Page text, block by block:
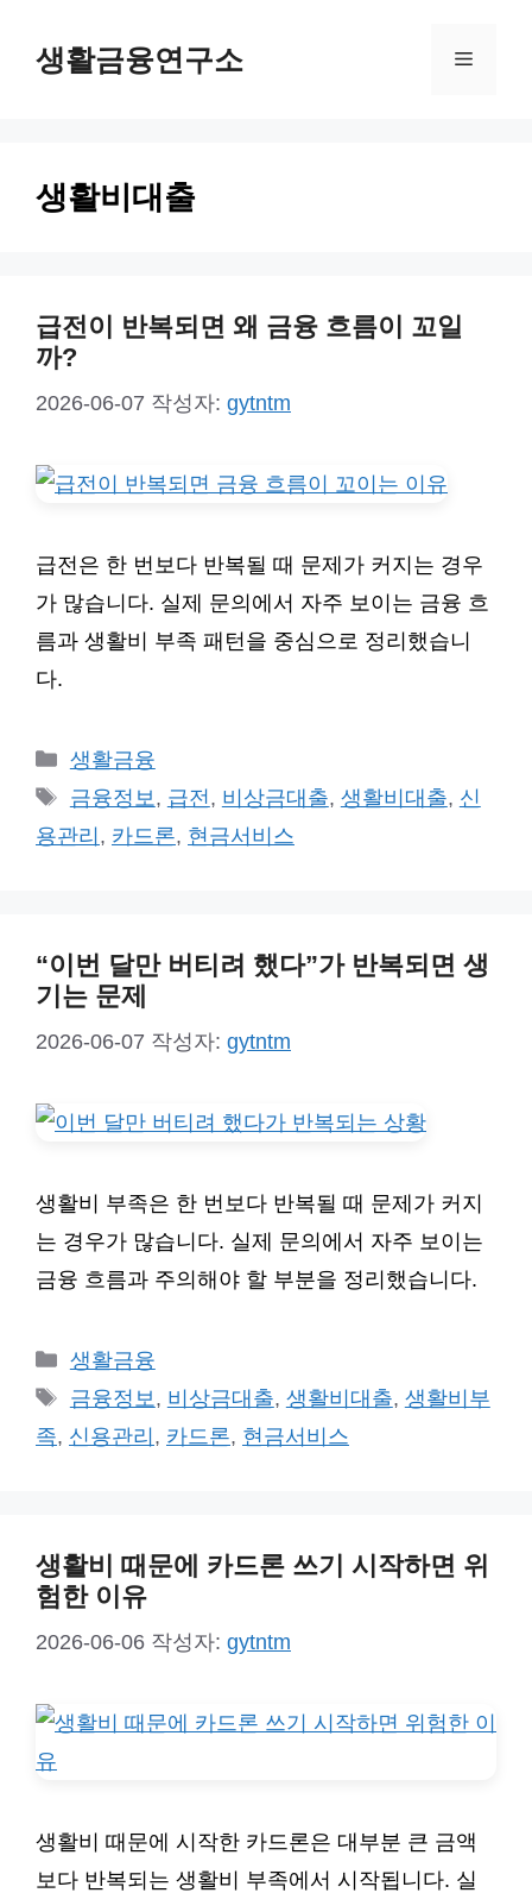
생활금융연구소 메
생활비대출
급전이 반복되면 왜 금융 흐름이 꼬일
까?
2026-06-07 작성자: gytntm
급전은 한 번보다 반복될 때 문제가 커지는 경우
가 많습니다. 실제 문의에서 자주 보이는 금융 흐
름과 생활비 부족 패턴을 중심으로 정리했습니
다.
카
테
리
생활금융
태
그
금융정보, 급전, 비상금대출, 생활비대출, 신
용관리 , 카드론, 현금서비스
“이번 달만 버티려 했다”가 반복되면 생
기는 문제
2026-06-07 작성자: gytntm
생활비 부족은 한 번보다 반복될 때 문제가 커지
는 경우가 많습니다. 실제 문의에서 자주 보이는
금융 흐름과 주의해야 할 부분을 정리했습니다.
카
테
리
생활금융
태
그
금융정보, 비상금대출, 생활비대출, 생활비부
족, 신용관리 , 카드론, 현금서비스
생활비 때문에 카드론 쓰기 시작하면 위
험한 이유
2026-06-06 작성자: gytntm
생활비 때문에 시작한 카드론은 대부분 큰 금액
보다 반복되는 생활비 부족에서 시작됩니다. 실